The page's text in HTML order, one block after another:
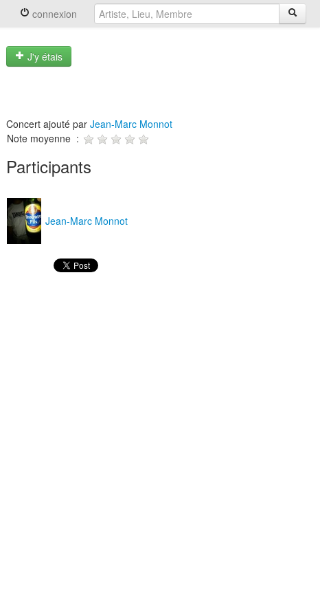
connexion
J'y étais
Concert ajouté par Jean-Marc Monnot
Note moyenne :
Participants
Jean-Marc Monnot